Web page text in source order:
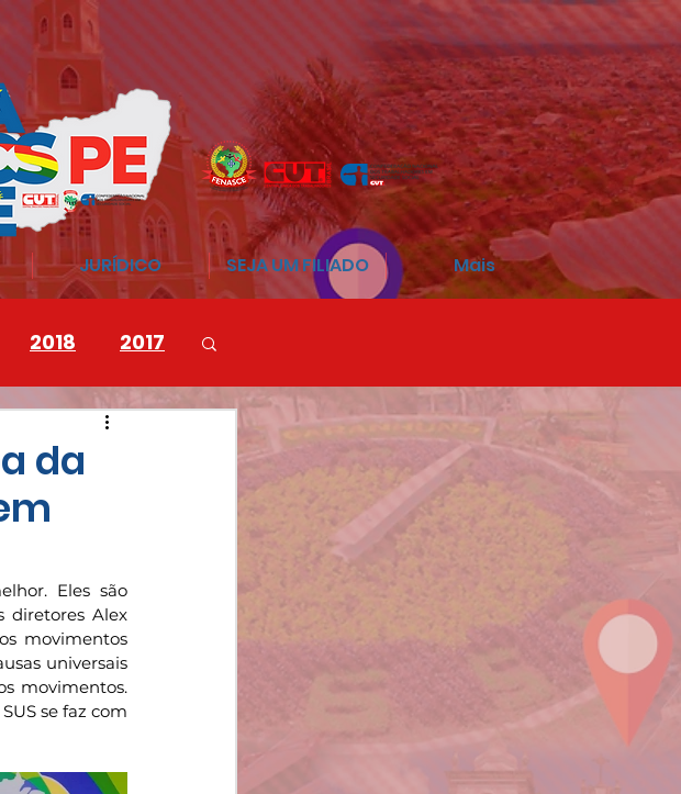
JURÍDICO SEJA UM FILIADO Mais
2018 2017
da
Eles são
diretores Alex
movimentos
universais
movimentos.
se faz com